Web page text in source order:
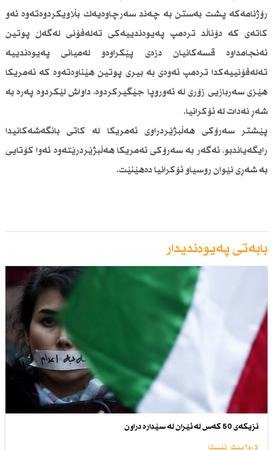
رۆژنامەكە پشت بەستن بە چەند سەرچاوەیەك بڵاویكردوەتەوە ئەو
كاتەی كە دۆناڵد ترەمپ پەیوەندییەكی تەلەفۆنی لەگەڵ پوتین
ئەنجامداوە قسەكانیان دزەی پێكراوەو لەمیانی پەیوەندییە
تەلەفۆنییەكدا ترەمپ ئەوەی بە بیری پوتین هێناوەتەوە كە ئەمریكا
هێزی سەربازیی زۆری لە ئەوروپا جێگیركردوە، داواش لێكردوە پەرە بە
شەڕ نەدات لە ئۆكرانیا.
پێشتر سەرۆكی هەڵبژێردراوی ئەمریكا لە كاتی بانگەشەكانیدا
رایگەیاندبو، ئەگەر بە سەرۆكی ئەمریكا هەڵبژێردرێتەوە ئەوا كۆتایی
بە شەڕی نێوان روسیاو ئۆكرانیا دەهێنێت.
بابەتی پەیوەندیدار
نزیكەی 50 كەس لە ئێران لە سێدارە دراون
2 رۆژ پێش ئێستا